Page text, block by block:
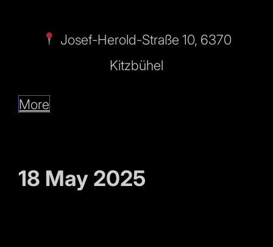
Josef-Herold-Straße 10, 6370
Kitzbühel
More
18 May 2025